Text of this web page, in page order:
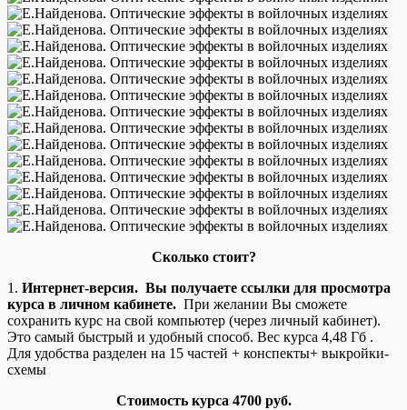
Сколько стоит?
1. Интернет-версия. Вы получаете ссылки для просмотра
курса в личном кабинете. При желании Вы сможете
сохранить курс на свой компьютер (через личный кабинет).
Это самый быстрый и удобный способ. Вес курса 4,48 Гб .
Для удобства разделен на 15 частей + конспекты+ выкройки-
схемы
Стоимость курса 4700 руб.